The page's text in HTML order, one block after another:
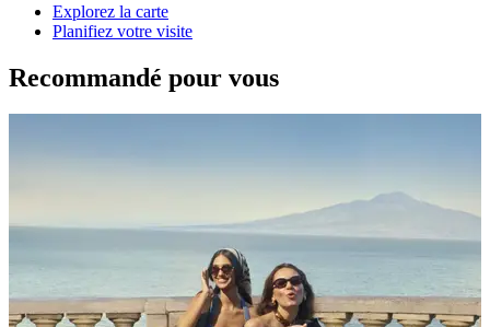
Explorez la carte
Planifiez votre visite
Recommandé pour vous